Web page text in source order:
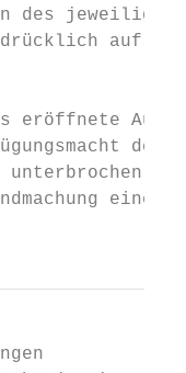
des
auf
eröffnete
der
unterbrochen
eines